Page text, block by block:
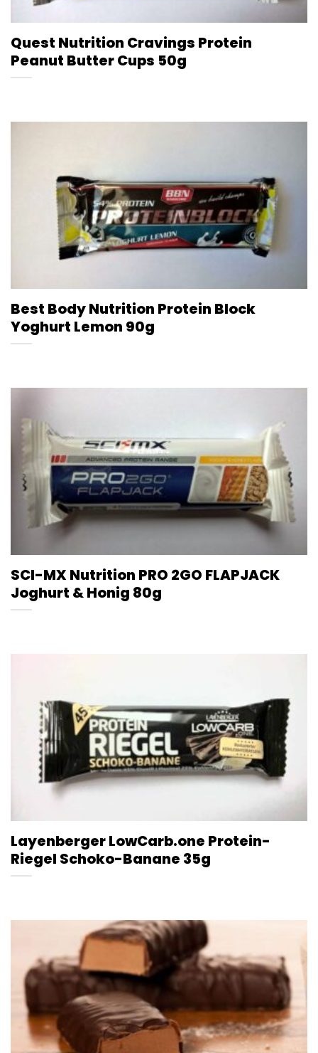
Quest Nutrition Cravings Protein
Peanut Butter Cups 50g
Best Body Nutrition Protein Block
Yoghurt Lemon 90g
SCI-MX Nutrition PRO 2GO FLAPJACK
Joghurt & Honig 80g
Layenberger LowCarb.one Protein-
Riegel Schoko-Banane 35g